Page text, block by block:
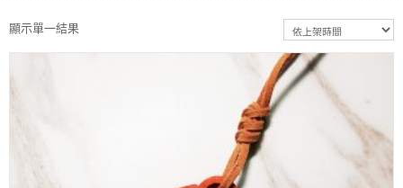
顯示單一結果